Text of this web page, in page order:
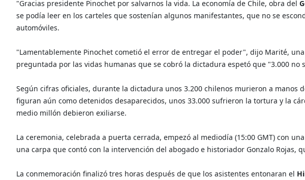
"Gracias presidente Pinochet por salvarnos la vida. La economía de Chile, obra del
se podía leer en los carteles que sostenían algunos manifestantes, que no se
automóviles.
"Lamentablemente Pinochet cometió el error de entregar el poder", dijo Marité,
preguntada por las vidas humanas que se cobró la dictadura espetó que "3.000 no
Según cifras oficiales, durante la dictadura unos 3.200 chilenos murieron a manos
figuran aún como detenidos desaparecidos, unos 33.000 sufrieron la tortura y la
medio millón debieron exiliarse.
La ceremonia, celebrada a puerta cerrada, empezó al mediodía (15:00 GMT) con
una carpa que contó con la intervención del abogado e historiador Gonzalo Rojas,
La conmemoración finalizó tres horas después de que los asistentes entonaran el